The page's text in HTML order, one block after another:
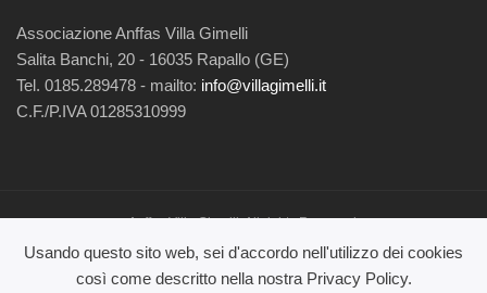
Usando questo sito web, sei d'accordo nell'utilizzo dei cookies
così come descritto nella nostra Privacy Policy.
Associazione Anffas Villa Gimelli
Salita Banchi, 20 - 16035 Rapallo (GE)
Tel. 0185.289478 - mailto: info@villagimelli.it
C.F./P.IVA 01285310999
Anffas Villa Gimelli. All rights Reserved.
Questo sito fa uso di cookie per migliorare l’esperienza di